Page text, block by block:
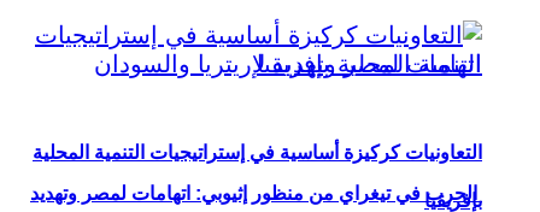
الحرب في تيغراي من منظور إثيوبي: اتهامات لمصر وتهديد
التعاونيات كركيزة أساسية في إستراتيجيات التنمية المحلية
بإفريقيا